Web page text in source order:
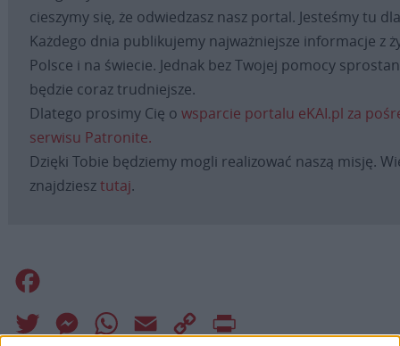
cieszymy się, że odwiedzasz nasz portal. Jesteśmy tu
Każdego dnia publikujemy najważniejsze informacje z
Polsce i na świecie. Jednak bez Twojej pomocy
będzie coraz trudniejsze.
Dlatego prosimy Cię o wsparcie portalu eKAI.pl za
serwisu Patronite.
Dzięki Tobie będziemy mogli realizować naszą misję.
znajdziesztutaj.
Twitter MessengerWhatsApp
Email
Copy